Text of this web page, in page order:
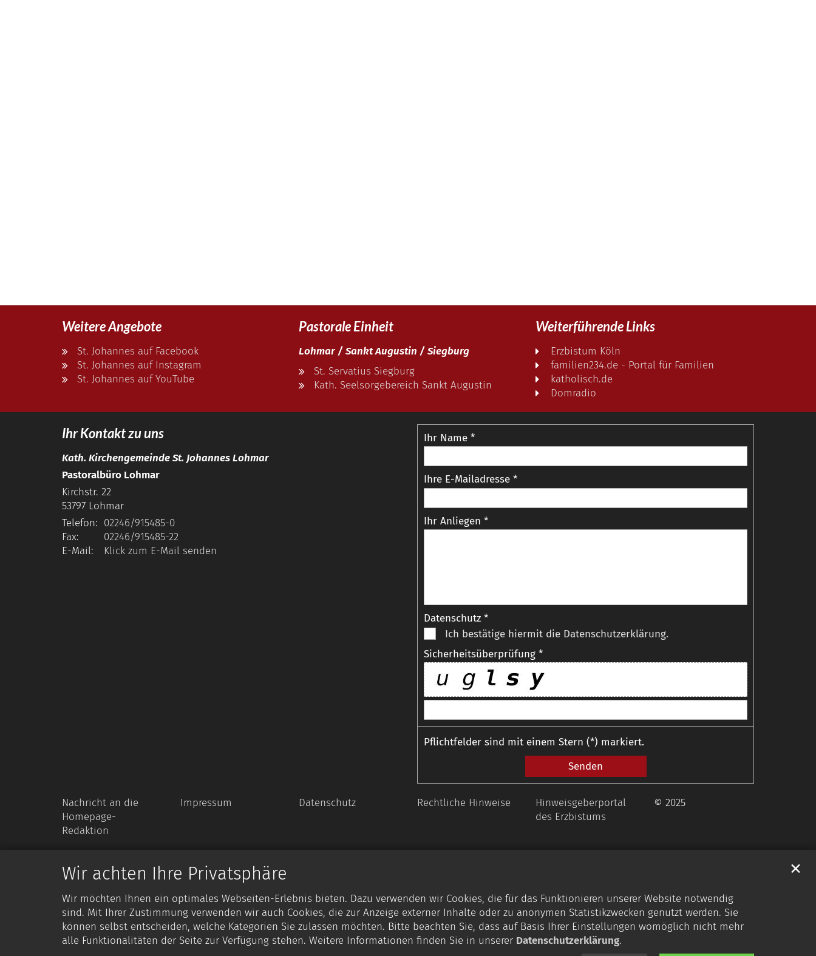
Wir achten Ihre Privatsphäre
Wir möchten Ihnen ein optimales Webseiten-Erlebnis bieten. Dazu verwenden wir Cookies, die für das Funktionieren unserer Website notwendig
sind. Mit Ihrer Zustimmung verwenden wir auch Cookies, die zur Anzeige externer Inhalte oder zu anonymen Statistikzwecken genutzt werden. Sie
können selbst entscheiden, welche Kategorien Sie zulassen möchten. Bitte beachten Sie, dass auf Basis Ihrer Einstellungen womöglich nicht mehr
alle Funktionalitäten der Seite zur Verfügung stehen. Weitere Informationen finden Sie in unserer Datenschutzerklärung.
✕
Weitere Angebote
St. Johannes auf Facebook
St. Johannes auf Instagram
St. Johannes auf YouTube
Pastorale Einheit
Lohmar / Sankt Augustin / Siegburg
St. Servatius Siegburg
Kath. Seelsorgebereich Sankt Augustin
Weiterführende Links
Erzbistum Köln
familien234.de - Portal für Familien
katholisch.de
Domradio
Ihr Kontakt zu uns
Kath. Kirchengemeinde St. Johannes Lohmar
Pastoralbüro Lohmar
Kirchstr. 22
53797 Lohmar
Telefon: 02246/915485-0
Fax:
02246/915485-22
E-Mail:
Klick zum E-Mail senden
Ihr Name *
Ihre E-Mailadresse *
Ihr Anliegen *
Datenschutz *
Ich bestätige hiermit die Datenschutzerklärung.
Sicherheitsüberprüfung *
Pflichtfelder sind mit einem Stern (*) markiert.
Nachricht an die
Homepage-
Redaktion
Impressum Datenschutz Rechtliche Hinweise
Hinweisgeberportal
des Erzbistums
© 2025